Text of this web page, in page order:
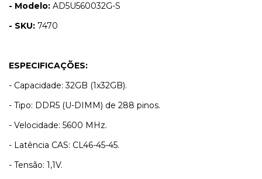
- Modelo: AD5U560032G-S
- SKU: 7470
ESPECIFICAÇÕES:
- Capacidade: 32GB (1x32GB).
- Tipo: DDR5 (U-DIMM) de 288 pinos.
- Velocidade: 5600 MHz.
- Latência CAS: CL46-45-45.
- Tensão: 1,1V.